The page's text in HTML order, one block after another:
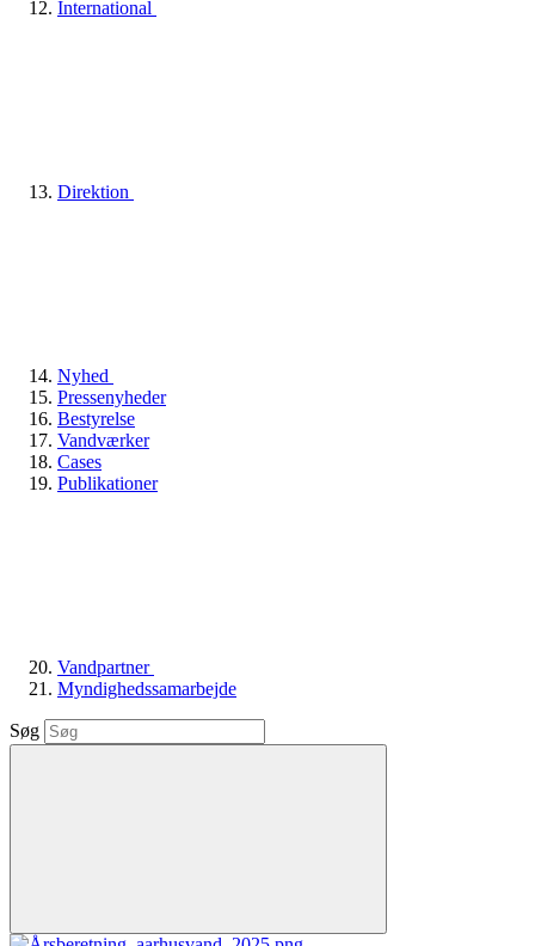
International
Direktion
Nyhed
Pressenyheder
Bestyrelse
Vandværker
Cases
Publikationer
Vandpartner
Myndighedssamarbejde
Søg